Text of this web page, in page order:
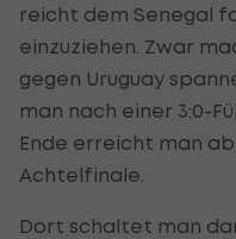
reicht dem Senegal
einzuziehen. Zwar
gegen Uruguay
man nach einer 3:0-
Ende erreicht man
Achtelfinale.
Dort schaltet man